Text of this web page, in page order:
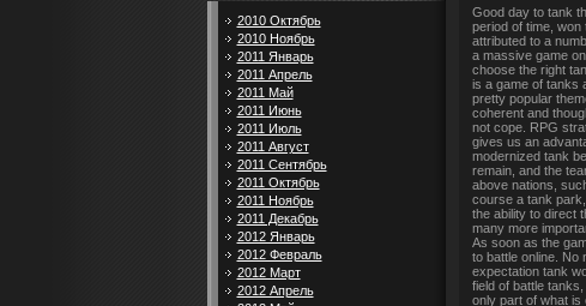
2010 Октябрь
2010 Ноябрь
2011 Январь
2011 Апрель
2011 Май
2011 Июнь
2011 Июль
2011 Август
2011 Сентябрь
2011 Октябрь
2011 Ноябрь
2011 Декабрь
2012 Январь
2012 Февраль
2012 Март
2012 Апрель
Good day to tank
period of time,
attributed to a
a massive game
choose the right
is a game of tanks
pretty popular
coherent and
not cope. RPG
gives us an
modernized tank
remain, and the
above nations,
course a tank
the ability to direct
many more
As soon as the
to battle online. No
expectation tank
field of battle
only part of what is